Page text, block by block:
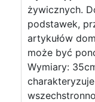
żywicznych.
podstawek,
artykułów
może być
Wymiary: